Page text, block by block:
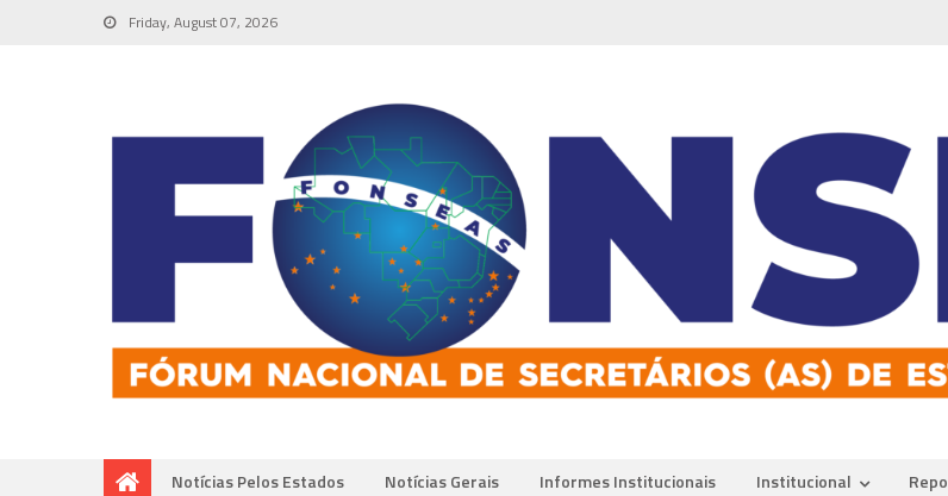
Friday, August 07, 2026
Notícias Pelos Estados Notí­cias Gerais Informes Institucionais Institucional